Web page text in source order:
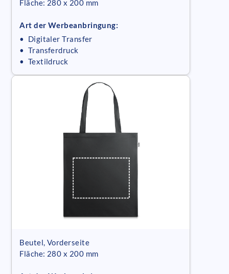
Fläche: 280 x 200 mm
Art der Werbeanbringung:
• Digitaler Transfer
• Transferdruck
• Textildruck
Beutel, Vorderseite
Fläche: 280 x 200 mm